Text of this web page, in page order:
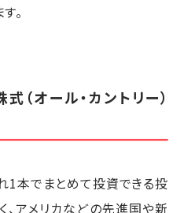
。
オール・カントリー）
1本でまとめて投資できる投
、アメリカなどの先進国や新